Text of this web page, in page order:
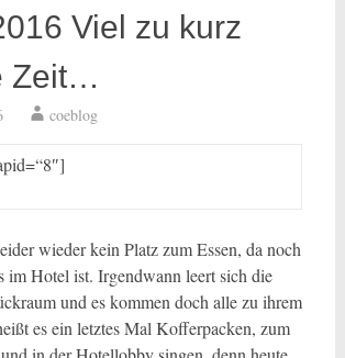
Viel zu kurz
Zeit…
coeblog
wieder kein Platz zum Essen, da noch
im Hotel ist. Irgendwann leert sich die
und es kommen doch alle zu ihrem
es ein letztes Mal Kofferpacken, zum